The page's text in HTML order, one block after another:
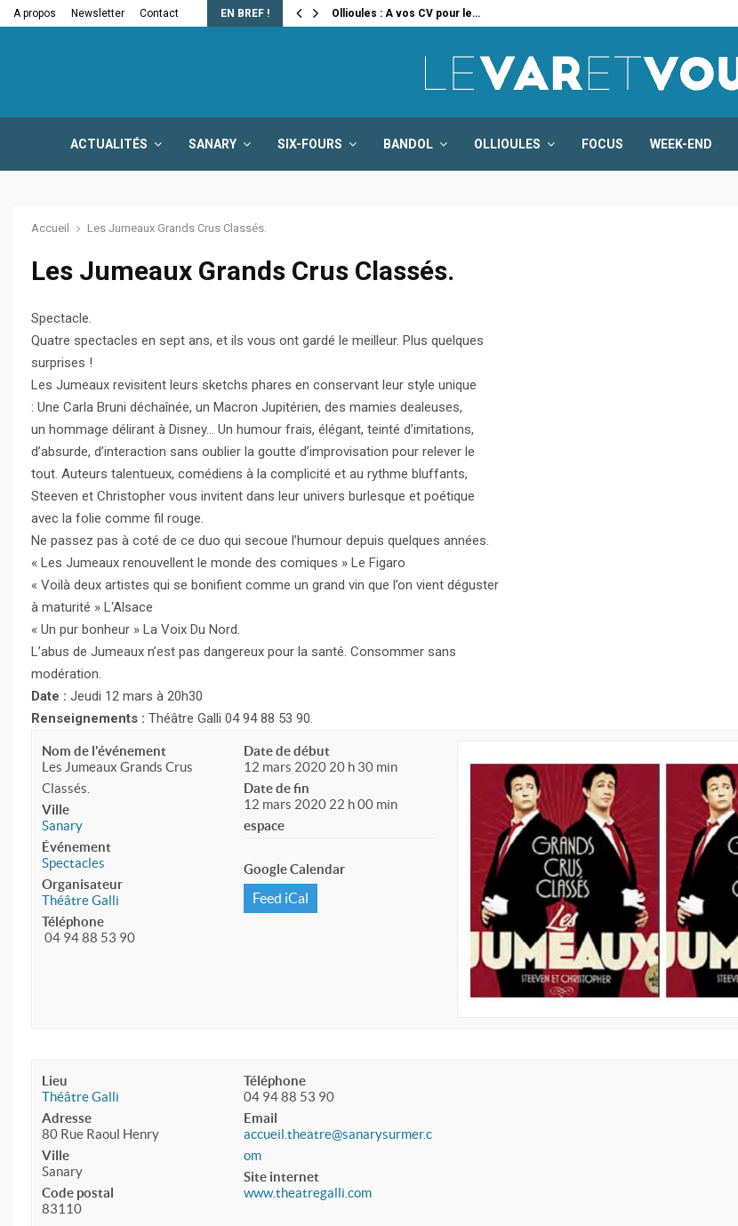
A propos Newsletter Contact EN BREF !
la fermeture… Ollioules : A vos CV pour le…
ACTUALITÉS SANARY SIX-FOURS BANDOL OLLIOULES FOCUS WEEK-END
Accueil Les Jumeaux Grands Crus Classés.
Les Jumeaux Grands Crus Classés.
Spectacle.
Quatre spectacles en sept ans, et ils vous ont gardé le meilleur. Plus quelques
surprises !
Les Jumeaux revisitent leurs sketchs phares en conservant leur style unique
: Une Carla Bruni déchaînée, un Macron Jupitérien, des mamies dealeuses,
un hommage délirant à Disney… Un humour frais, élégant, teinté d’imitations,
d’absurde, d’interaction sans oublier la goutte d’improvisation pour relever le
tout. Auteurs talentueux, comédiens à la complicité et au rythme bluffants,
Steeven et Christopher vous invitent dans leur univers burlesque et poétique
avec la folie comme fil rouge.
Ne passez pas à coté de ce duo qui secoue l’humour depuis quelques années.
« Les Jumeaux renouvellent le monde des comiques » Le Figaro
« Voilà deux artistes qui se bonifient comme un grand vin que l’on vient déguster
à maturité » L‘Alsace
« Un pur bonheur » La Voix Du Nord.
L’abus de Jumeaux n’est pas dangereux pour la santé. Consommer sans
modération.
Date : Jeudi 12 mars à 20h30
Renseignements : Théâtre Galli 04 94 88 53 90.
Nom de l'événement
Les Jumeaux Grands Crus
Classés.
Ville
Sanary
Événement
Spectacles
Organisateur
Théâtre Galli
Téléphone
04 94 88 53 90
Date de début
12 mars 2020 20 h 30 min
Date de fin
12 mars 2020 22 h 00 min
espace
Google Calendar
Feed iCal
Lieu
Théâtre Galli
Adresse
80 Rue Raoul Henry
Ville
Sanary
Code postal
83110
Téléphone
04 94 88 53 90
Email
accueil.theatre@sanarysurmer.c
om
Site internet
www.theatregalli.com